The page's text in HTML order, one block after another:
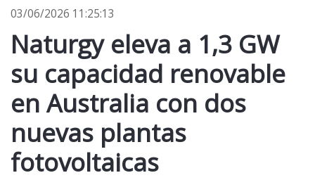
03/06/2026 11:25:13
Naturgy eleva a 1,3 GW
su capacidad renovable
en Australia con dos
nuevas plantas
fotovoltaicas